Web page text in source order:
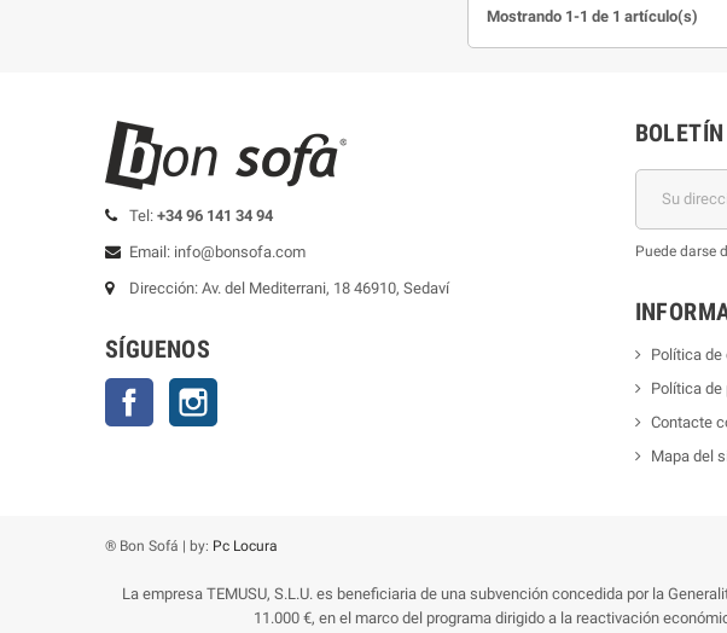
Mostrando 1-1 de 1 artículo(s)
Tel: +34 96 141 34 94
Email: info@bonsofa.com
Dirección: Av. del Mediterrani, 18 46910, Sedaví
SÍGUENOS
Facebook
BOLETÍN
Puede darse
Política de
Política de
Contacte
Mapa del
® Bon Sofá | by: Pc Locura
La empresa TEMUSU, S.L.U. es beneficiaria de una subvención concedida por la
11.000 €, en el marco del programa dirigido a la reactivación